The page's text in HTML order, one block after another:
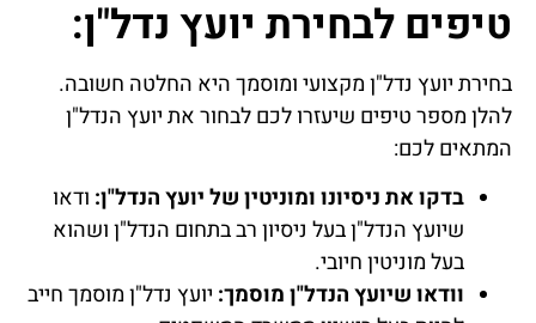
טיפים לבחירת יועץ נדל"ן:
בחירת יועץ נדל"ן מקצועי ומוסמך היא החלטה חשובה.
להלן מספר טיפים שיעזרו לכם לבחור את יועץ הנדל"ן
המתאים לכם:
בדקו את ניסיונו ומוניטין של יועץ הנדל"ן: ודאו
שיועץ הנדל"ן בעל ניסיון רב בתחום הנדל"ן ושהוא
בעל מוניטין חיובי.
וודאו שיועץ הנדל"ן מוסמך: יועץ נדל"ן מוסמך חייב